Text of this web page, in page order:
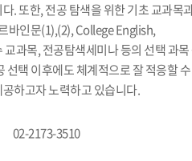
. 또한, 전공 탐색을 위한 기초 교과목
바인문(1),(2), College English,
과목, 전공탐색세미나 등의 선택 과
선택 이후에도 체계적으로 잘 적응할 수
하고자 노력하고 있습니다.
02-2173-3510